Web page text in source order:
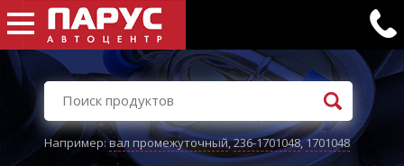
Например:вал промежуточный,236-1701048,1701048